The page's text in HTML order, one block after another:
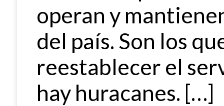
operan y
del país. Son los
reestablecer el
hay huracanes. […]